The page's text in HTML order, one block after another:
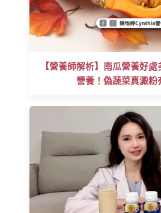
【營養師解析】南瓜營養好
營養！偽蔬菜真澱粉